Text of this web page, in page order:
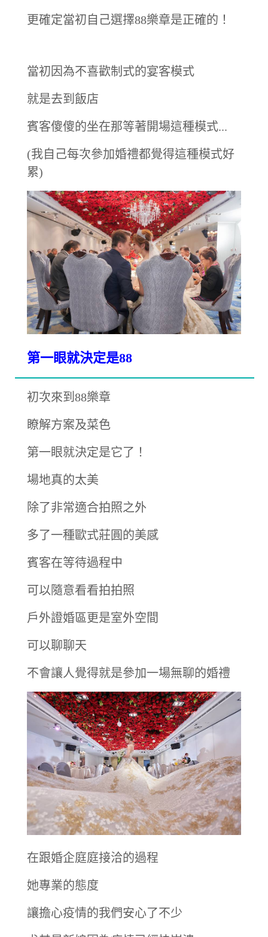
更確定當初自己選擇88樂章是正確的！
當初因為不喜歡制式的宴客模式
就是去到飯店
賓客傻傻的坐在那等著開場這種模式...
(我自己每次參加婚禮都覺得這種模式好
累)
第一眼就決定是88
初次來到88樂章
瞭解方案及菜色
第一眼就決定是它了！
場地真的太美
除了非常適合拍照之外
多了一種歐式莊圓的美感
賓客在等待過程中
可以隨意看看拍拍照
戶外證婚區更是室外空間
可以聊聊天
不會讓人覺得就是參加一場無聊的婚禮
在跟婚企庭庭接洽的過程
她專業的態度
讓擔心疫情的我們安心了不少